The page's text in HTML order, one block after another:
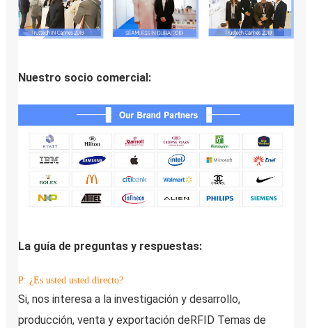
Nuestro socio comercial:
La guía de preguntas y respuestas:
P: ¿Es usted usted directo?
Si, nos interesa a la investigación y desarrollo,
producción, venta y exportación deRFID Temas de